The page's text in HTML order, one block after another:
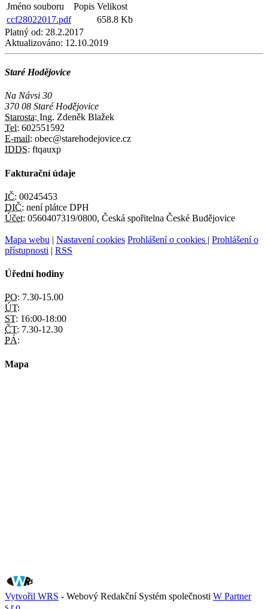
Jméno souboru
Popis Velikost
ccf28022017.pdf
658.8 Kb
Platný od: 28.2.2017
Aktualizováno: 12.10.2019
Staré Hodějovice
Na Návsi 30
370 08 Staré Hodějovice
Starosta: Ing. Zdeněk Blažek
Tel: 602551592
E-mail: obec@starehodejovice.cz
IDDS: ftqauxp
Fakturační údaje
IČ: 00245453
DIČ: není plátce DPH
Účet: 0560407319/0800, Česká spořitelna České Budějovice
Mapa webu | Nastavení cookies Prohlášení o cookies | Prohlášení o
přístupnosti | RSS
Úřední hodiny
PO: 7.30-15.00
ÚT:
ST: 16:00-18:00
ČT: 7.30-12.30
PÁ:
Mapa
Vytvořil WRS - Webový Redakční Systém společnosti W Partner
s.r.o.